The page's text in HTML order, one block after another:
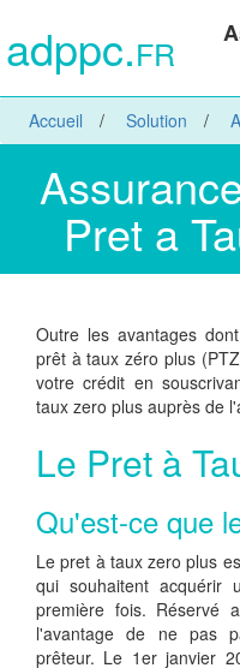
adppc.FR
Accueil Solution
Pret a
Outre les avantages
prêt à taux zéro plus
votre crédit en
taux zero plus auprès de
Le Pret à
Qu'est-ce que
Le pret à taux zero plus
qui souhaitent acquérir
première fois. Réservé
l'avantage de ne pas
prêteur. Le 1er janvier